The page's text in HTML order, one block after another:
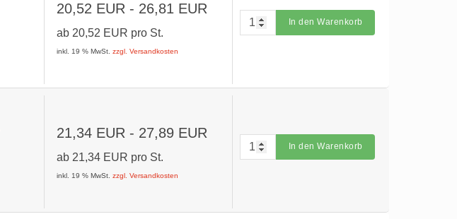
20,52 EUR - 26,81 EUR
ab 20,52 EUR pro St.
inkl. 19 % MwSt.zzgl. Versandkosten
In den Warenkorb
21,34 EUR - 27,89 EUR
ab 21,34 EUR pro St.
inkl. 19 % MwSt.zzgl. Versandkosten
In den Warenkorb